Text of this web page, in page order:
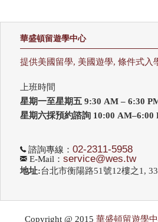
華盛頓留遊學中心
提供美國留學, 美國遊學, 條件式入
上班時間
星期一至星期五 9:30 AM – 6:30
星期六採預約諮詢 10:00 AM–6:00
諮詢專線： 02-2311-5958
E-Mail： service@wes.tw
地址:台北市衡陽路51號12樓之1,
Copyright @ 2015 華盛頓留遊學